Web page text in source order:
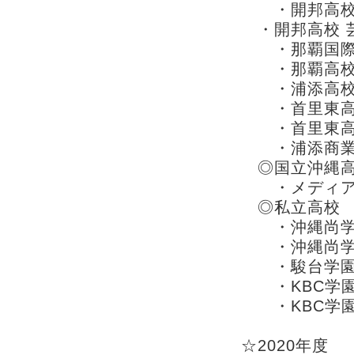
・開邦高校
・開邦高校
・那覇国
・那覇
・浦添
・首里
・首里
・浦添商
◎国立沖縄
・メディア
◎私立高校
・沖縄尚学
・沖縄尚学
・駿台学
・KBC学
・KBC学
☆2020年度